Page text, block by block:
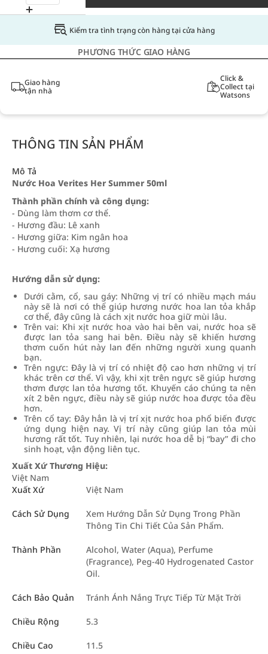
Kiểm tra tình trạng còn hàng tại cửa hàng
PHƯƠNG THỨC GIAO HÀNG
Giao hàng
tận nhà
Click &
Collect tại
Watsons
THÔNG TIN SẢN PHẨM
Mô Tả
Nước Hoa Verites Her Summer 50ml
Thành phần chính và công dụng:
- Dùng làm thơm cơ thể.
- Hương đầu: Lê xanh
- Hương giữa: Kim ngân hoa
- Hương cuối: Xạ hương
Hướng dẫn sử dụng:
Dưới cằm, cổ, sau gáy: Những vị trí có nhiều mạch máu
này sẽ là nơi có thể giúp hương nước hoa lan tỏa khắp
cơ thể, đây cũng là cách xịt nước hoa giữ mùi lâu.
Trên vai: Khi xịt nước hoa vào hai bên vai, nước hoa sẽ
được lan tỏa sang hai bên. Điều này sẽ khiến hương
thơm cuốn hút này lan đến những người xung quanh
bạn.
Trên ngực: Đây là vị trí có nhiệt độ cao hơn những vị trí
khác trên cơ thể. Vì vậy, khi xịt trên ngực sẽ giúp hương
thơm được lan tỏa hương tốt. Khuyến cáo chúng ta nên
xít 2 bên ngực, điều này sẽ giúp nước hoa được tỏa đều
hơn.
Trên cổ tay: Đây hẳn là vị trí xịt nước hoa phổ biến được
ứng dụng hiện nay. Vị trí này cũng giúp lan tỏa mùi
hương rất tốt. Tuy nhiên, lại nước hoa dễ bị “bay” đi cho
sinh hoạt, vận động liên tục.
Xuất Xứ Thương Hiệu:
Việt Nam
Xuất Xứ
Việt Nam
Cách Sử Dụng
Xem Hướng Dẫn Sử Dụng Trong Phần
Thông Tin Chi Tiết Của Sản Phẩm.
Thành Phần
Alcohol, Water (Aqua), Perfume
(Fragrance), Peg-40 Hydrogenated Castor
Oil.
Cách Bảo Quản Tránh Ánh Nắng Trực Tiếp Từ Mặt Trời
Chiều Rộng 5.3
Chiều Cao 11.5